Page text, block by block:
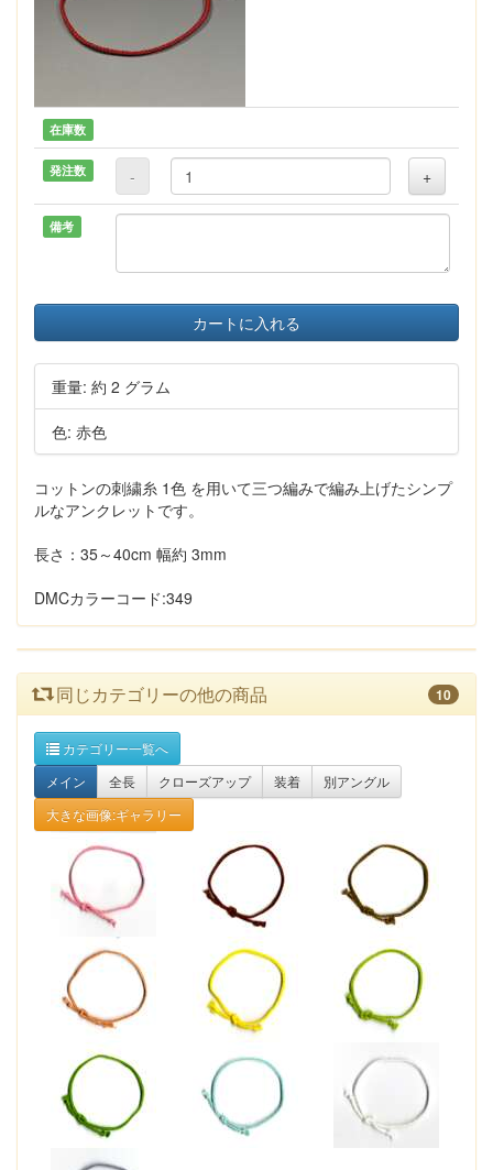
在庫数
発注数 - +
備考
カートに入れる
重量: 約 2 グラム
色: 赤色
コットンの刺繍糸 1色 を用いて三つ編みで編み上げたシンプ
ルなアンクレットです。
長さ：35～40cm 幅約 3mm
DMCカラーコード:349
同じカテゴリーの他の商品 10
カテゴリー一覧へ
メイン
全長 クローズアップ 装着
別アングル
大きな画像:ギャラリー